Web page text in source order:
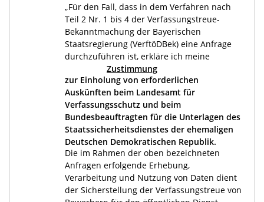
„Für den Fall, dass in dem Verfahren nach
Teil 2 Nr. 1 bis 4 der Verfassungstreue-
Bekanntmachung der Bayerischen
Staatsregierung (VerftöDBek) eine Anfrage
durchzuführen ist, erkläre ich meine
Zustimmung
zur Einholung von erforderlichen
Auskünften beim Landesamt für
Verfassungsschutz und beim
Bundesbeauftragten für die Unterlagen des
Staatssicherheitsdienstes der ehemaligen
Deutschen Demokratischen Republik.
Die im Rahmen der oben bezeichneten
Anfragen erfolgende Erhebung,
Verarbeitung und Nutzung von Daten dient
der Sicherstellung der Verfassungstreue von